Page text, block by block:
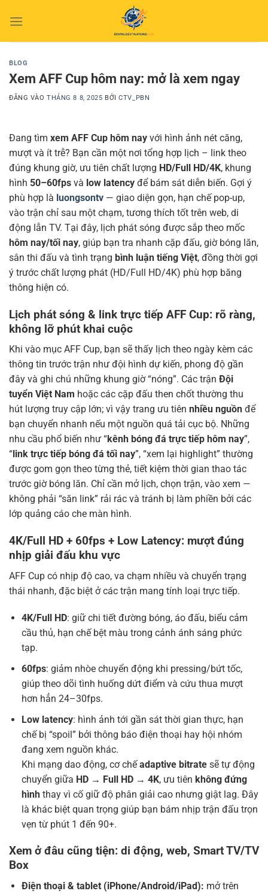
qua
BLOG
Xem AFF Cup hôm nay: mở là xem ngay
ĐĂNG VÀOTHÁNG 8 8, 2025 BỞICTV_PBN
Đang tìm xem AFF Cup hôm nay với hình ảnh nét căng,
mượt và ít trễ? Bạn cần một nơi tổng hợp lịch – link theo
đúng khung giờ, ưu tiên chất lượng HD/Full HD/4K, khung
hình 50–60fps và low latency để bám sát diễn biến. Gợi ý
phù hợp là luongsontv — giao diện gọn, hạn chế pop-up,
vào trận chỉ sau một chạm, tương thích tốt trên web, di
động lẫn TV. Tại đây, lịch phát sóng được sắp theo mốc
hôm nay/tối nay, giúp bạn tra nhanh cặp đấu, giờ bóng lăn,
sân thi đấu và tình trạng bình luận tiếng Việt, đồng thời gợi
ý trước chất lượng phát (HD/Full HD/4K) phù hợp băng
thông hiện có.
Lịch phát sóng & link trực tiếp AFF Cup: rõ ràng,
không lỡ phút khai cuộc
Khi vào mục AFF Cup, bạn sẽ thấy lịch theo ngày kèm các
thông tin trước trận như đội hình dự kiến, phong độ gần
đây và ghi chú những khung giờ “nóng”. Các trận Đội
tuyển Việt Nam hoặc các cặp đấu then chốt thường thu
hút lượng truy cập lớn; vì vậy trang ưu tiên nhiều nguồn để
bạn chuyển nhanh nếu một nguồn quá tải cục bộ. Những
nhu cầu phổ biến như “kênh bóng đá trực tiếp hôm nay”,
“ link trực tiếp bóng đá tối nay”, “xem lại highlight” thường
được gom gọn theo từng thẻ, tiết kiệm thời gian thao tác
trước giờ bóng lăn. Chỉ cần mở lịch, chọn trận, vào xem —
không phải “săn link” rải rác và tránh bị làm phiền bởi các
lớp quảng cáo che màn hình.
4K/Full HD + 60fps + Low Latency: mượt đúng
nhịp giải đấu khu vực
AFF Cup có nhịp độ cao, va chạm nhiều và chuyển trạng
thái nhanh, đặc biệt ở các trận mang tính loại trực tiếp.
4K/Full HD: giữ chi tiết đường bóng, áo đấu, biểu cảm
cầu thủ, hạn chế bệt màu trong cảnh ánh sáng phức
tạp.
60fps: giảm nhòe chuyển động khi pressing/bứt tốc,
giúp theo dõi tình huống dứt điểm và cứu thua mượt
hơn hẳn 24–30fps.
Low latency: hình ảnh tới gần sát thời gian thực, hạn
chế bị “spoil” bởi thông báo điện thoại hay hội nhóm
đang xem nguồn khác.
Khi mạng dao động, cơ chếadaptive bitratesẽ tự động
chuyển giữa HD → Full HD → 4K, ưu tiên không đứng
hìnhthay vì cố giữ độ phân giải cao nhưng giật lag. Đây
là khác biệt quan trọng giúp bạn bám nhịp trận đấu trọn
vẹn từ phút 1 đến 90+.
Xem ở đâu cũng tiện: di động, web, Smart TV/TV
Box
Điện thoại & tablet (iPhone/Android/iPad): mở trên